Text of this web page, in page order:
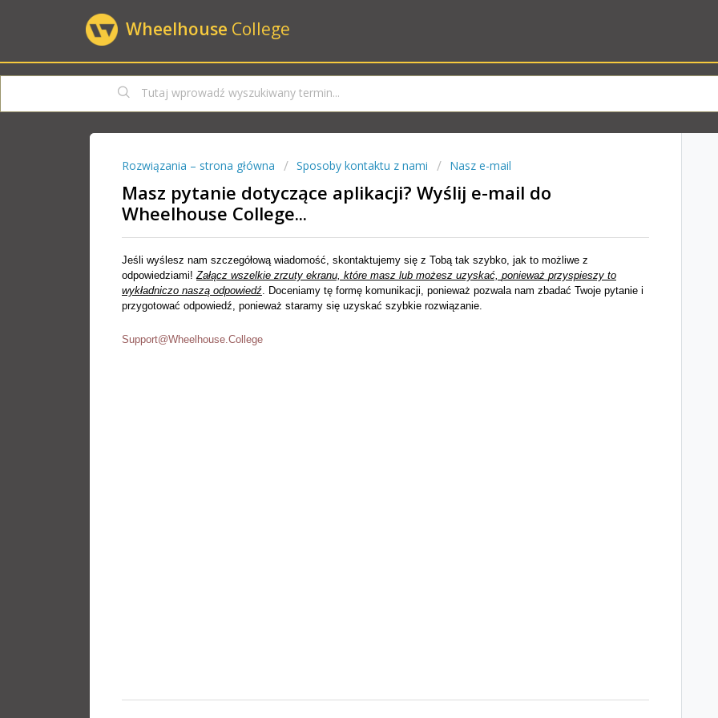
Wheelhouse College
Rozwiązania – strona główna Sposoby kontaktu z nami Nasz e-mail
Masz pytanie dotyczące aplikacji? Wyślij e-mail do
Wheelhouse College...
Jeśli wyślesz nam szczegółową wiadomość, skontaktujemy się z Tobą tak szybko, jak to możliwe z
odpowiedziami! Załącz wszelkie zrzuty ekranu, które masz lub możesz uzyskać, ponieważ przyspieszy to
wykładniczo naszą odpowiedź Doceniamy tę formę komunikacji, ponieważ pozwala nam zbadać Twoje pytanie i
przygotować odpowiedź, ponieważ staramy się uzyskać szybkie rozwiązanie.
Support@Wheelhouse.College